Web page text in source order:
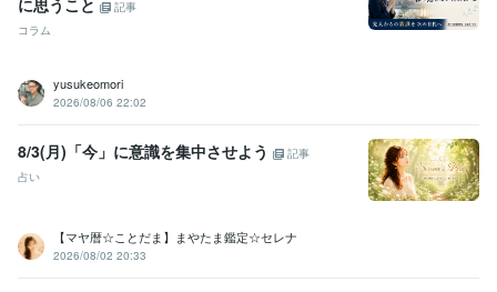
に思うこと
記事
コラム
yusukeomori
2026/08/06 22:02
8/3(月)「今」に意識を集中させよう
記事
占い
【マヤ暦☆ことだま】まやたま鑑定☆セレナ
2026/08/02 20:33